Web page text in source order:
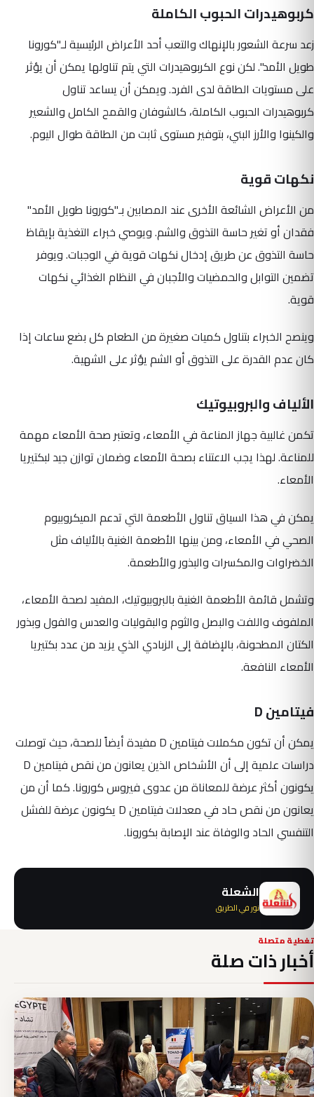
كربوهيدرات الحبوب الكاملة
jعد سرعة الشعور بالإنهاك والتعب أحد الأعراض الرئيسية لـ"كورونا
طويل الأمد". لكن نوع الكربوهيدرات التي يتم تناولها يمكن أن يؤثر
على مستويات الطاقة لدى الفرد. ويمكن أن يساعد تناول
كربوهيدرات الحبوب الكاملة، كالشوفان والقمح الكامل والشعير
والكينوا والأرز البني، بتوفير مستوى ثابت من الطاقة طوال اليوم.
نكهات قوية
من الأعراض الشائعة الأخرى عند المصابين بـ"كورونا طويل الأمد"
فقدان أو تغير حاسة التذوق والشم. ويوصي خبراء التغذية بإيقاظ
حاسة التذوق عن طريق إدخال نكهات قوية في الوجبات. ويوفر
تضمين التوابل والحمضيات والأجبان في النظام الغذائي نكهات
قوية.
وينصح الخبراء بتناول كميات صغيرة من الطعام كل بضع ساعات إذا
كان عدم القدرة على التذوق أو الشم يؤثر على الشهية.
الألياف والبروبيوتيك
تكمن غالبية جهاز المناعة في الأمعاء، وتعتبر صحة الأمعاء مهمة
للمناعة. لهذا يجب الاعتناء بصحة الأمعاء وضمان توازن جيد لبكتيريا
الأمعاء.
يمكن في هذا السياق تناول الأطعمة التي تدعم الميكروبيوم
الصحي في الأمعاء، ومن بينها الأطعمة الغنية بالألياف مثل
الخضراوات والمكسرات والبذور والأطعمة.
وتشمل قائمة الأطعمة الغنية بالبروبيوتيك، المفيد لصحة الأمعاء،
الملفوف واللفت والبصل والثوم والبقوليات والعدس والفول وبذور
الكتان المطحونة، بالإضافة إلى الزبادي الذي يزيد من عدد بكتيريا
الأمعاء النافعة.
فيتامين D
يمكن أن تكون مكملات فيتامين D مفيدة أيضاً للصحة، حيث توصلت
دراسات علمية إلى أن الأشخاص الذين يعانون من نقص فيتامين D
يكونون أكثر عرضة للمعاناة من عدوى فيروس كورونا. كما أن من
يعانون من نقص حاد في معدلات فيتامين D يكونون عرضة للفشل
التنفسي الحاد والوفاة عند الإصابة بكورونا.
الشعلة
نور في الطريق
تغطية متصلة
أخبار ذات صلة